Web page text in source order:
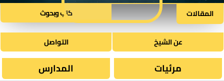
المقالات كتب وبحوث​
عن الشيخ التواصل
مرئيات المدارس